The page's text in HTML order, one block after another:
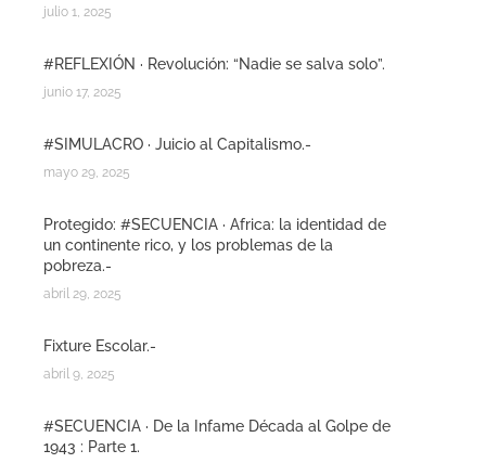
julio 1, 2025
#REFLEXIÓN · Revolución: “Nadie se salva solo”.
junio 17, 2025
#SIMULACRO · Juicio al Capitalismo.-
mayo 29, 2025
Protegido: #SECUENCIA · Africa: la identidad de
un continente rico, y los problemas de la
pobreza.-
abril 29, 2025
Fixture Escolar.-
abril 9, 2025
#SECUENCIA · De la Infame Década al Golpe de
1943 : Parte 1.